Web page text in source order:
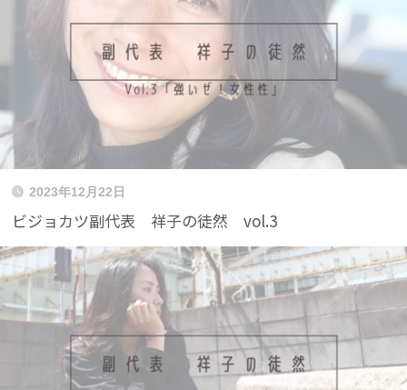
2023年12月22日
ビジョカツ副代表 祥子の徒然 vol.3